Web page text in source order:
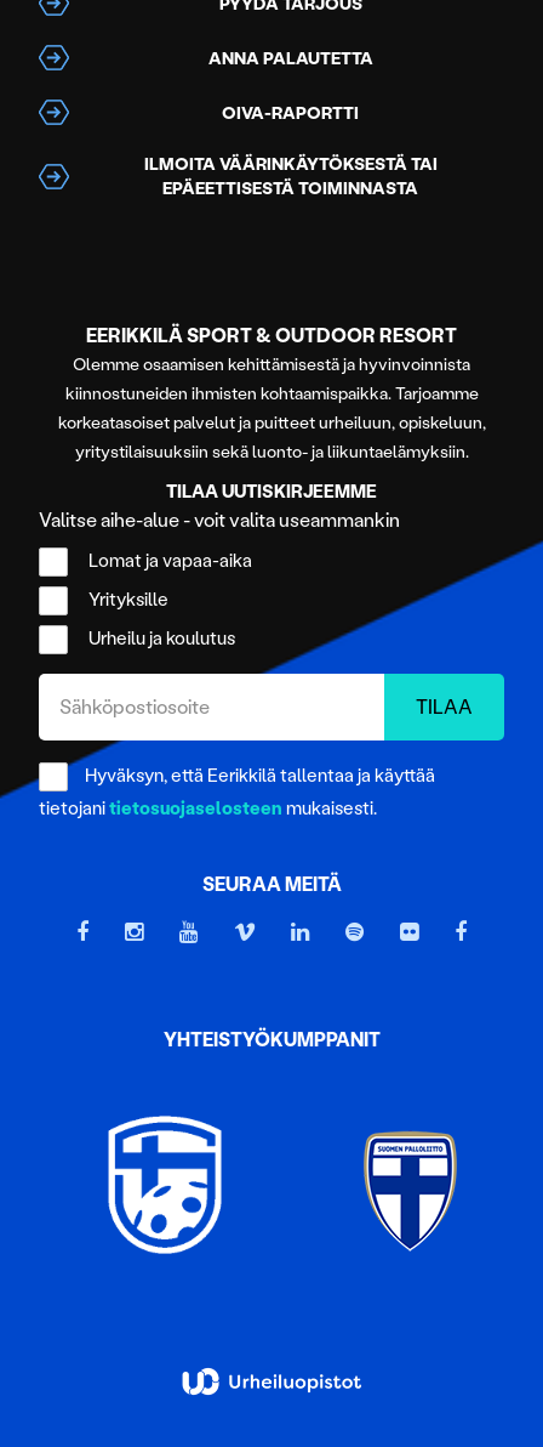
ANNA PALAUTETTA
OIVA-RAPORTTI
ILMOITA VÄÄRINKÄYTÖKSESTÄ TAI
EPÄEETTISESTÄ TOIMINNASTA
EERIKKILÄ SPORT & OUTDOOR RESORT
Olemme osaamisen kehittämisestä ja hyvinvoinnista
kiinnostuneiden ihmisten kohtaamispaikka. Tarjoamme
korkeatasoiset palvelut ja puitteet urheiluun, opiskeluun,
yritystilaisuuksiin sekä luonto- ja liikuntaelämyksiin.
TILAA UUTISKIRJEEMME
Valitse aihe-alue - voit valita useammankin
Lomat ja vapaa-aika
Yrityksille
Urheilu ja koulutus
Hyväksyn, että Eerikkilä tallentaa ja käyttää
tietojanitietosuojaselosteen mukaisesti.
SEURAA MEITÄ
YHTEISTYÖKUMPPANIT